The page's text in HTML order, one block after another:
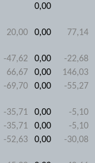
0,00
20,00 0,00 77,14
-47,62 0,00
-22,68
66,67 0,00
146,03
-69,70 0,00 -55,27
-35,71 0,00
-5,10
-35,71 0,00
-5,10
-52,63 0,00 -30,08